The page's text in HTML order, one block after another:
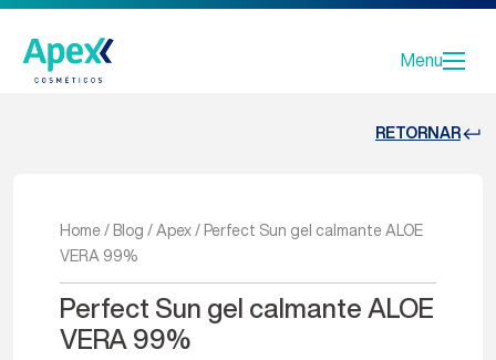
Menu
RETORNAR
Home/ Blog /Apex/ Perfect Sun gel calmante ALOE
VERA 99%
Perfect Sun gel calmante ALOE
VERA 99%